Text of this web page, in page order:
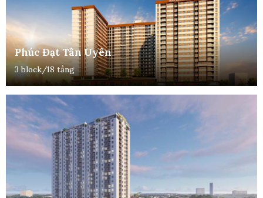
Phúc Đạt Tân Uyên
3 block/18 tầng